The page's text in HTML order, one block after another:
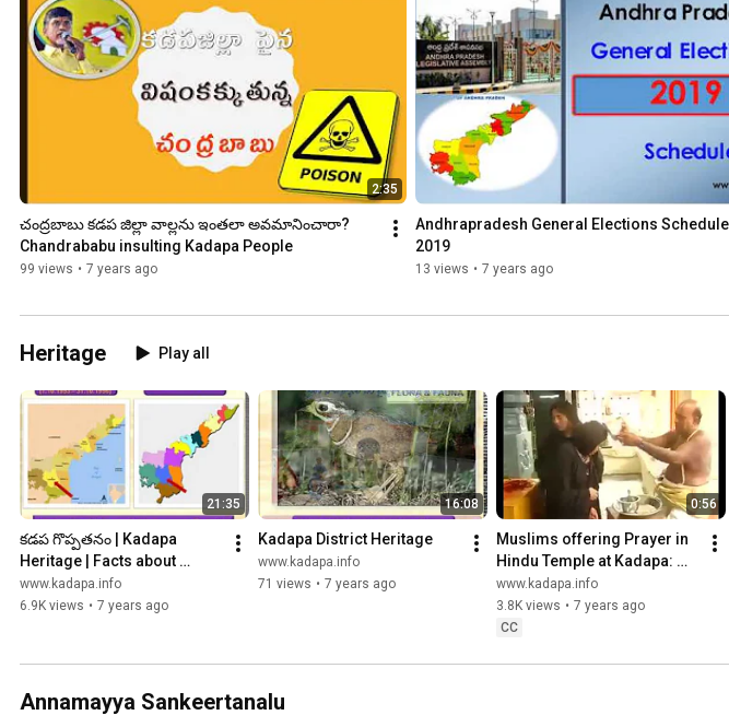
2:35
చంద్రబాబు కడప జిల్లా వాల్లను ఇంతలా అవమానించారా?
Chandrababu insulting Kadapa People
99 views • 7 years ago
Andhrapradesh General Elections
2019
13 views • 7 years ago
Heritage Play all
21:35
కడప గొప్పతనం | Kadapa
Heritage | Facts about
Kadapa (Telugu)
www.kadapa.info
6.9K views • 7 years ago
16:08
Kadapa District Heritage
www.kadapa.info
71 views • 7 years ago
0:56
Muslims offering Prayer in
Hindu Temple at Kadapa:
Incredible India:
www.kadapa.info
3.8K views • 7 years ago
CC
Annamayya Sankeertanalu